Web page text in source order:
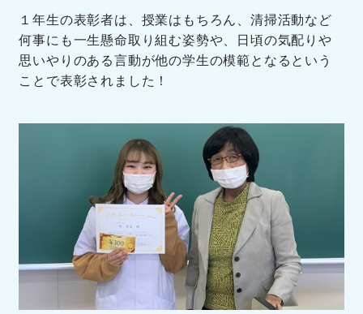
１年生の表彰者は、授業はもちろん、清掃活動など
何事にも一生懸命取り組む姿勢や、日頃の気配りや
思いやりのある言動が他の学生の模範となるという
ことで表彰されました！